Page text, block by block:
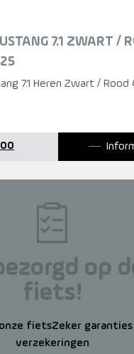
7.1 ZWART /
7.1 Heren Zwart / Rood
499,00.
op
fiets!
fietsZeker garanties
verzekeringen